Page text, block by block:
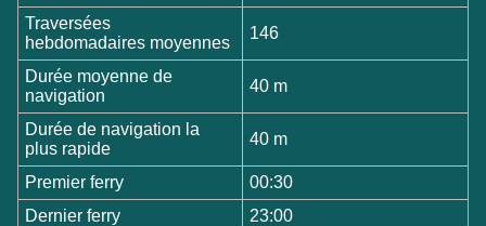
Traversées
hebdomadaires moyennes
146
Durée moyenne de
navigation
40 m
Durée de navigation la
plus rapide
40 m
Premier ferry
00:30
Dernier ferry
23:00